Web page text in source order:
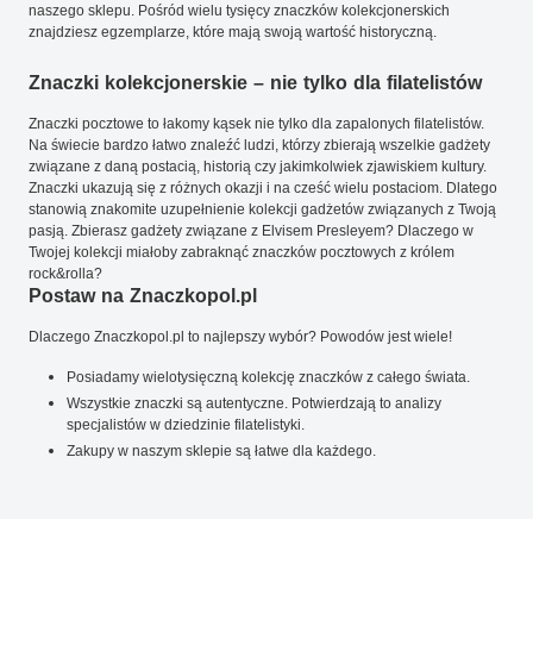
naszego sklepu. Pośród wielu tysięcy znaczków kolekcjonerskich
znajdziesz egzemplarze, które mają swoją wartość historyczną.
Znaczki kolekcjonerskie – nie tylko dla filatelistów
Znaczki pocztowe to łakomy kąsek nie tylko dla zapalonych filatelistów.
Na świecie bardzo łatwo znaleźć ludzi, którzy zbierają wszelkie gadżety
związane z daną postacią, historią czy jakimkolwiek zjawiskiem kultury.
Znaczki ukazują się z różnych okazji i na cześć wielu postaciom. Dlatego
stanowią znakomite uzupełnienie kolekcji gadżetów związanych z Twoją
pasją. Zbierasz gadżety związane z Elvisem Presleyem? Dlaczego w
Twojej kolekcji miałoby zabraknąć znaczków pocztowych z królem
rock&rolla?
Postaw na Znaczkopol.pl
Dlaczego Znaczkopol.pl to najlepszy wybór? Powodów jest wiele!
Posiadamy wielotysięczną kolekcję znaczków z całego świata.
Wszystkie znaczki są autentyczne. Potwierdzają to analizy
specjalistów w dziedzinie filatelistyki.
Zakupy w naszym sklepie są łatwe dla każdego.